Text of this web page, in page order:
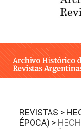
ESTUDIOS CRÍTICOS
INTEGRANTES
CONTACTO
REVISTAS >
ÉPOCA) >